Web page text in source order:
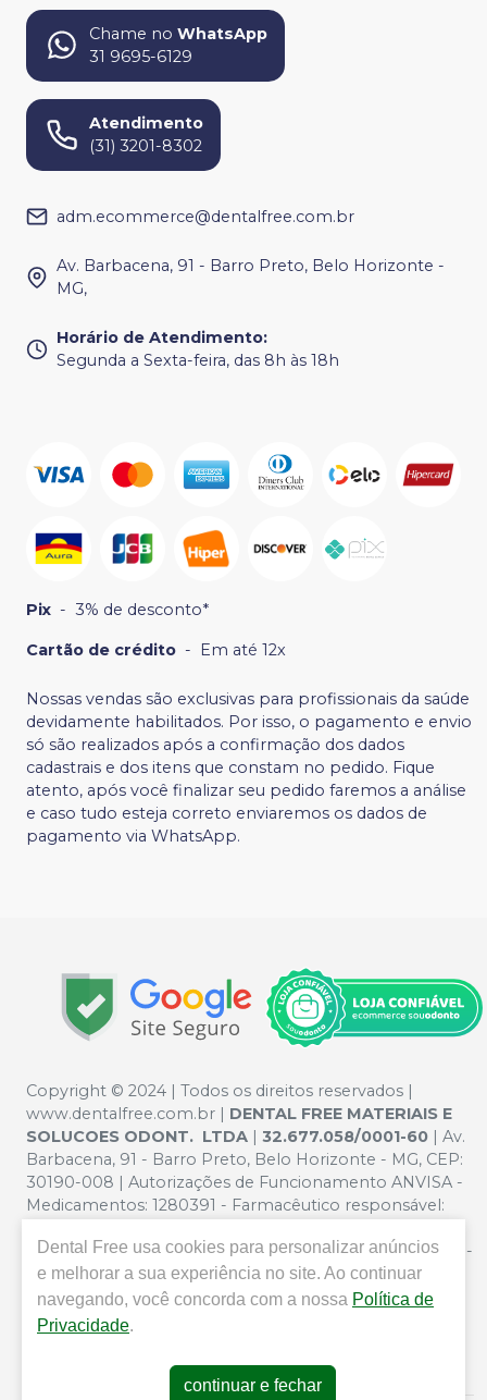
Chame no WhatsApp
31 9695-6129
Atendimento
(31) 3201-8302
adm.ecommerce@dentalfree.com.br
Av. Barbacena, 91 - Barro Preto, Belo Horizonte -
MG,
Horário de Atendimento:
Segunda a Sexta-feira, das 8h às 18h
Pix - 3% de desconto*
Cartão de crédito - Em até 12x
Nossas vendas são exclusivas para profissionais da saúde
devidamente habilitados. Por isso, o pagamento e envio
só são realizados após a confirmação dos dados
cadastrais e dos itens que constam no pedido. Fique
atento, após você finalizar seu pedido faremos a análise
e caso tudo esteja correto enviaremos os dados de
pagamento via WhatsApp.
Copyright © 2024 | Todos os direitos reservados |
www.dentalfree.com.br | DENTAL FREE MATERIAIS E
SOLUCOES ODONT. LTDA | 32.677.058/0001-60 | Av.
Barbacena, 91 - Barro Preto, Belo Horizonte - MG, CEP:
30190-008 | Autorizações de Funcionamento ANVISA -
Medicamentos: 1280391 - Farmacêutico responsável:
Privacidade e Segurança - Fotos meramente ilustrativas -
Os preços e condições da loja virtual estão sujeitos a
alterações. Em caso de divergência de preços no site, o
valor válido é o do Carrinho de Compra. Não vendemos
atender compras de grandes volumes pelo site.
Dental Free usa cookies para personalizar anúncios
e melhorar a sua experiência no site. Ao continuar
navegando, você concorda com a nossa Política de
Privacidade.
continuar e fechar